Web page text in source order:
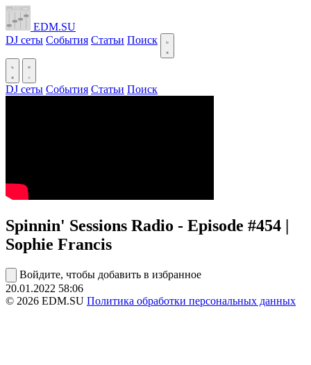
EDM.SU
DJ сеты События Статьи Поиск
DJ сеты События Статьи Поиск
Spinnin' Sessions Radio - Episode #454 |
Sophie Francis
Войдите, чтобы добавить в избранное
20.01.2022 58:06
© 2026 EDM.SU Политика обработки персональных данных